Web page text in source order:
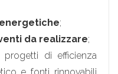
;
da realizzare;
di efficienza